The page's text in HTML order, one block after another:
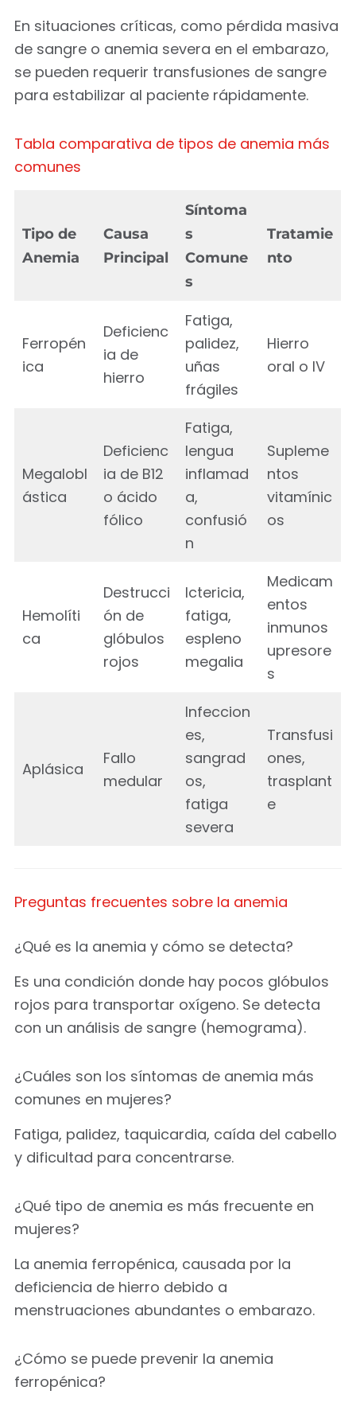
En situaciones críticas, como pérdida masiva
de sangre o anemia severa en el embarazo,
se pueden requerir transfusiones de sangre
para estabilizar al paciente rápidamente.
Tabla comparativa de tipos de anemia más
comunes
Tipo de
Anemia
Causa
Principal
Síntoma
s
Comune
s
Tratamie
nto
Ferropén
ica
Deficienc
ia de
hierro
Fatiga,
palidez,
uñas
frágiles
Hierro
oral o IV
Megalobl
ástica
Deficienc
ia de B12
o ácido
fólico
Fatiga,
lengua
inflamad
a,
confusió
n
Supleme
ntos
vitamínic
os
Hemolíti
ca
Destrucci
ón de
glóbulos
rojos
Ictericia,
fatiga,
espleno
megalia
Medicam
entos
inmunos
upresore
s
Aplásica
Fallo
medular
Infeccion
es,
sangrad
os,
fatiga
severa
Transfusi
ones,
trasplant
e
Preguntas frecuentes sobre la anemia
¿Qué es la anemia y cómo se detecta?
Es una condición donde hay pocos glóbulos
rojos para transportar oxígeno. Se detecta
con un análisis de sangre (hemograma).
¿Cuáles son los síntomas de anemia más
comunes en mujeres?
Fatiga, palidez, taquicardia, caída del cabello
y dificultad para concentrarse.
¿Qué tipo de anemia es más frecuente en
mujeres?
La anemia ferropénica, causada por la
deficiencia de hierro debido a
menstruaciones abundantes o embarazo.
¿Cómo se puede prevenir la anemia
ferropénica?